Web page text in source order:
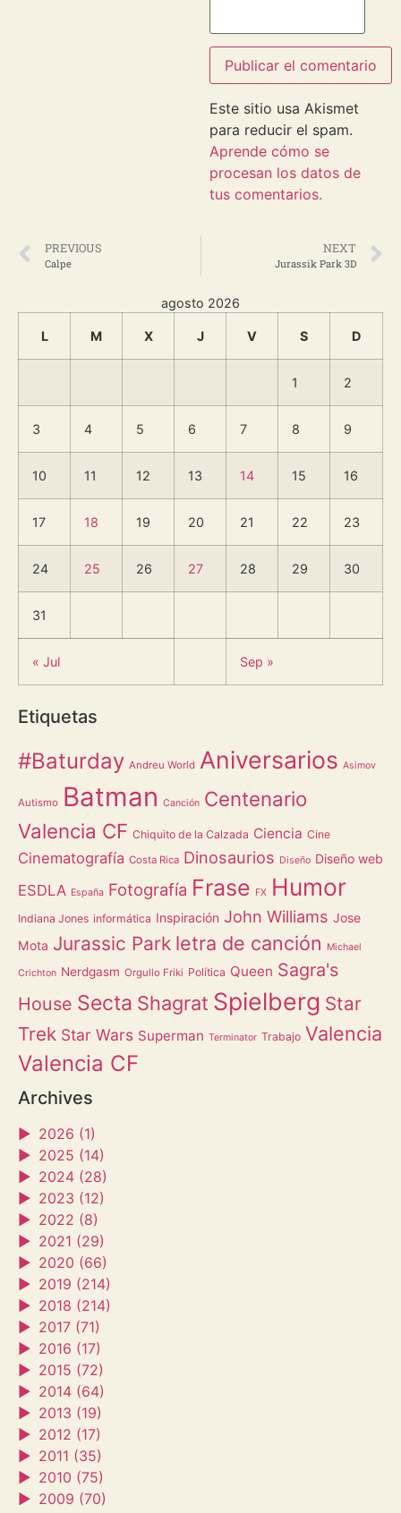
Este sitio usa Akismet
para reducir el spam.
Aprende cómo se
procesan los datos de
tus comentarios.
PREVIOUS
Calpe
NEXT
Jurassik Park 3D
agosto 2026
L M X J V S D
1 2
3 4 5 6 7 8 9
10 11 12 13 14 15 16
17 18 19 20 21 22 23
24 25 26 27 28 29 30
31
« Jul Sep »
Etiquetas
#Baturday Andreu World Aniversarios Asimov
Autismo Batman Canción Centenario
Valencia CF Chiquito de la Calzada Ciencia Cine
Cinematografía Costa Rica Dinosaurios Diseño Diseño web
ESDLA España Fotografía Frase FX Humor
Indiana Jones informática Inspiración John Williams Jose
Mota Jurassic Park letra de canción Michael
Crichton Nerdgasm Orgullo Friki Política Queen Sagra's
House Secta Shagrat Spielberg Star
Trek Star Wars Superman Terminator Trabajo Valencia
Valencia CF
Archives
► 2026 (1)
► 2025 (14)
► 2024 (28)
► 2023 (12)
► 2022 (8)
► 2021 (29)
► 2020 (66)
► 2019 (214)
► 2018 (214)
► 2017 (71)
► 2016 (17)
► 2015 (72)
► 2014 (64)
► 2013 (19)
► 2012 (17)
► 2011 (35)
► 2010 (75)
► 2009 (70)